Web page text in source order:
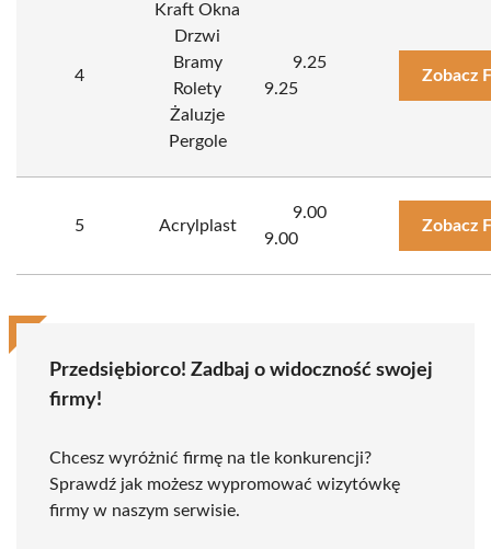
4
Kraft Okna
Drzwi
Bramy
Rolety
Żaluzje
Pergole
9.25
9.25
Zobacz
5 Acrylplast
9.00
9.00
Zobacz
Przedsiębiorco! Zadbaj o widoczność swojej
firmy!
Chcesz wyróżnić firmę na tle konkurencji?
Sprawdź jak możesz wypromować wizytówkę
firmy w naszym serwisie.